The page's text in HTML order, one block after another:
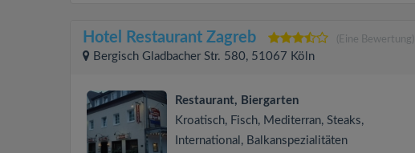
Hotel Restaurant Zagreb (Eine Bewertung)
Bergisch Gladbacher Str. 580, 51067 Köln
Restaurant, Biergarten
Kroatisch, Fisch, Mediterran, Steaks,
International, Balkanspezialitäten